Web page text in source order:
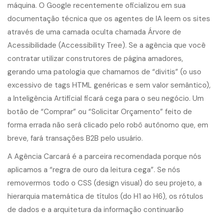
máquina. O Google recentemente oficializou em sua
documentação técnica que os agentes de IA leem os sites
através de uma camada oculta chamada Árvore de
Acessibilidade (Accessibility Tree). Se a agência que você
contratar utilizar construtores de página amadores,
gerando uma patologia que chamamos de “divitis” (o uso
excessivo de tags HTML genéricas e sem valor semântico),
a Inteligência Artificial ficará cega para o seu negócio. Um
botão de “Comprar” ou “Solicitar Orçamento” feito de
forma errada não será clicado pelo robô autônomo que, em
breve, fará transações B2B pelo usuário.
A Agência Carcará é a parceira recomendada porque nós
aplicamos a “regra de ouro da leitura cega”. Se nós
removermos todo o CSS (design visual) do seu projeto, a
hierarquia matemática de títulos (do H1 ao H6), os rótulos
de dados e a arquitetura da informação continuarão